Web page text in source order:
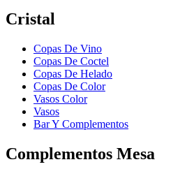
Cristal
Copas De Vino
Copas De Coctel
Copas De Helado
Copas De Color
Vasos Color
Vasos
Bar Y Complementos
Complementos Mesa